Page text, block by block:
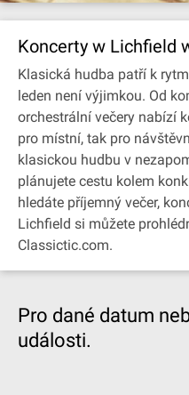
Koncerty w Lichfield
Klasická hudba patří k
leden není výjimkou. Od
orchestrální večery nabízí
pro místní, tak pro
klasickou hudbu v
plánujete cestu kolem
hledáte příjemný večer,
Lichfield si můžete
Classictic.com.
Pro dané datum
události.